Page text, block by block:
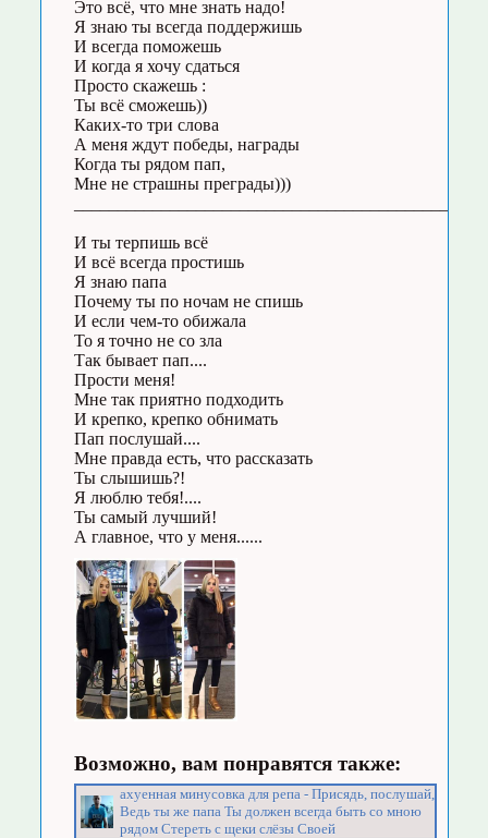
Это всё, что мне знать надо!
Я знаю ты всегда поддержишь
И всегда поможешь
И когда я хочу сдаться
Просто скажешь :
Ты всё сможешь))
Каких-то три слова
А меня ждут победы, награды
Когда ты рядом пап,
Мне не страшны преграды)))
И ты терпишь всё
И всё всегда простишь
Я знаю папа
Почему ты по ночам не спишь
И если чем-то обижала
То я точно не со зла
Так бывает пап....
Прости меня!
Мне так приятно подходить
И крепко, крепко обнимать
Пап послушай....
Мне правда есть, что рассказать
Ты слышишь?!
Я люблю тебя!....
Ты самый лучший!
А главное, что у меня......
Возможно, вам понравятся также:
ахуенная минусовка для репа - Присядь, послушай,
Ведь ты же папа Ты должен всегда быть со мною
рядом Стереть с щеки слёзы Своей